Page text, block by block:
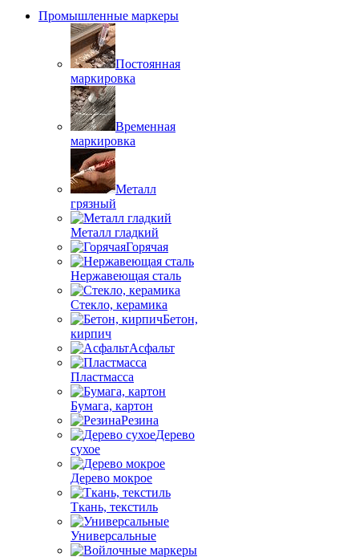
Промышленные маркеры
Постоянная
маркировка
Временная
маркировка
Металл
грязный
Металл гладкий
Горячая
Нержавеющая сталь
Стекло, керамика
Бетон,
кирпич
Асфальт
Пластмасса
Бумага, картон
Резина
Дерево
сухое
Дерево мокрое
Ткань, текстиль
Универсальные